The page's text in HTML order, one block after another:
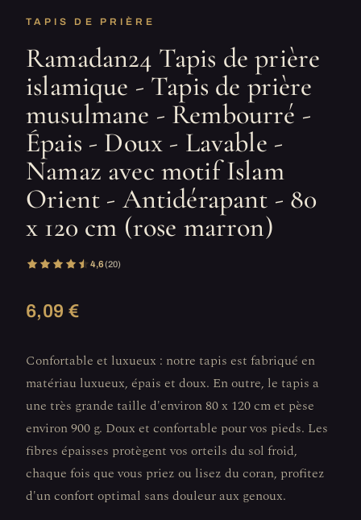
TAPIS DE PRIÈRE
Ramadan24 Tapis de prière
islamique - Tapis de prière
musulmane - Rembourré -
Épais - Doux - Lavable -
Namaz avec motif Islam
Orient - Antidérapant - 80
x 120 cm (rose marron)
4,6(20)
6,09 €
Confortable et luxueux : notre tapis est fabriqué en
matériau luxueux, épais et doux. En outre, le tapis a
une très grande taille d'environ 80 x 120 cm et pèse
environ 900 g. Doux et confortable pour vos pieds. Les
fibres épaisses protègent vos orteils du sol froid,
chaque fois que vous priez ou lisez du coran, profitez
d'un confort optimal sans douleur aux genoux.